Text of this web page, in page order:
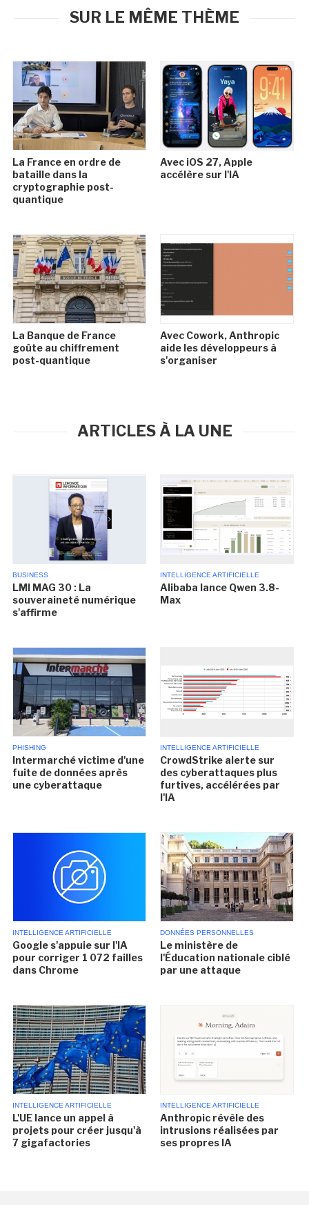
SUR LE MÊME THÈME
La France en ordre de
bataille dans la
cryptographie post-
quantique
Avec iOS 27, Apple
accélère sur l'IA
La Banque de France
goûte au chiffrement
post-quantique
Avec Cowork, Anthropic
aide les développeurs à
s'organiser
ARTICLES À LA UNE
BUSINESS
LMI MAG 30 : La
souveraineté numérique
s'affirme
INTELLIGENCE ARTIFICIELLE
Alibaba lance Qwen 3.8-
Max
PHISHING
Intermarché victime d'une
fuite de données après
une cyberattaque
INTELLIGENCE ARTIFICIELLE
CrowdStrike alerte sur
des cyberattaques plus
furtives, accélérées par
l'IA
INTELLIGENCE ARTIFICIELLE
Google s'appuie sur l'IA
pour corriger 1 072 failles
dans Chrome
DONNÉES PERSONNELLES
Le ministère de
l'Éducation nationale ciblé
par une attaque
INTELLIGENCE ARTIFICIELLE
L'UE lance un appel à
projets pour créer jusqu'à
7 gigafactories
INTELLIGENCE ARTIFICIELLE
Anthropic révèle des
intrusions réalisées par
ses propres IA